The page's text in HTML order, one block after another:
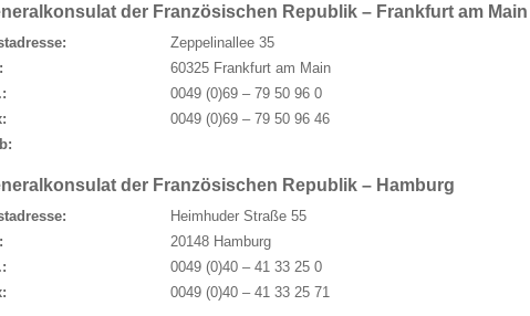
der Französischen Republik – Frankfurt am Main
Zeppelinallee 35
60325 Frankfurt am Main
0049 (0)69 – 79 50 96 0
0049 (0)69 – 79 50 96 46
der Französischen Republik – Hamburg
Heimhuder Straße 55
20148 Hamburg
0049 (0)40 – 41 33 25 0
0049 (0)40 – 41 33 25 71